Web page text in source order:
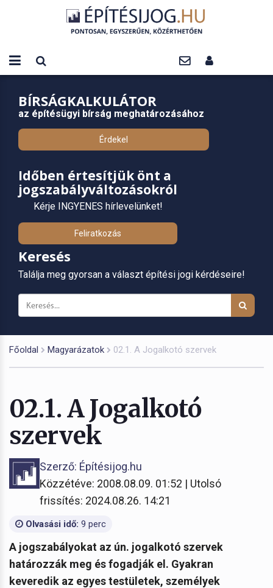
BÍRSÁGKALKULÁTOR
az építésügyi bírság meghatározásához
Érdekel
Időben értesítjük önt a
jogszabályváltozásokról
Kérje INGYENES hírlevelünket!
Feliratkozás
Keresés
Találja meg gyorsan a választ építési jogi kérdéseire!
Főoldal Magyarázatok 02.1. A Jogalkotó szervek
02.1. A Jogalkotó
szervek
Szerző: Építésijog.hu
Közzétéve: 2008.08.09. 01:52 | Utolsó
frissítés: 2024.08.26. 14:21
Olvasási idő: 9 perc
A jogszabályokat az ún. jogalkotó szervek
határozzák meg és fogadják el. Gyakran
keveredik az egyes testületek, személyek